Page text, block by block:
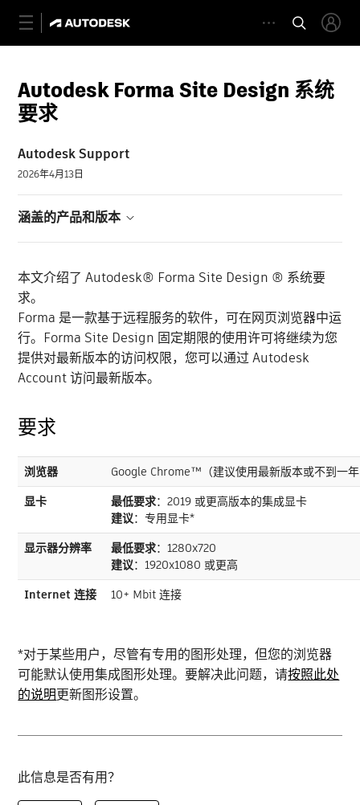
Autodesk Forma Site Design 系统
要求
Autodesk Support
2026年4月13日
涵盖的产品和版本
本文介绍了 Autodesk® Forma Site Design ® 系统要
求。
Forma 是一款基于远程服务的软件，可在网页浏览器中运
行。Forma Site Design 固定期限的使用许可将继续为您
提供对最新版本的访问权限，您可以通过 Autodesk
Account 访问最新版本。
要求
浏览器
Google Chrome™（建议使用最新版本或不到一
显卡
最低要求：2019 或更高版本的集成显卡
建议：专用显卡*
显示器分辨率
最低要求：1280x720
建议：1920x1080 或更高
Internet 连接
10+ Mbit 连接
*对于某些用户，尽管有专用的图形处理，但您的浏览器
可能默认使用集成图形处理。要解决此问题，请按照此处
的说明更新图形设置。
此信息是否有用？